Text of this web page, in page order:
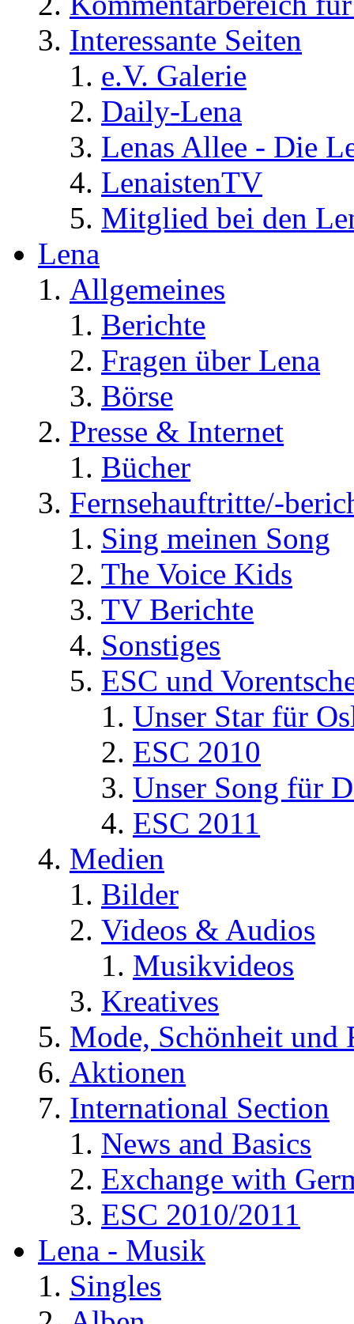
Interessante Seiten
e.V. Galerie
Daily-Lena
Lenas Allee - Die
LenaistenTV
Mitglied bei den
Lena
Allgemeines
Berichte
Fragen über Lena
Börse
Presse & Internet
Bücher
Fernsehauftritte/-
Sing meinen Song
The Voice Kids
TV Berichte
Sonstiges
ESC und
Unser Star für
ESC 2010
Unser Song für
ESC 2011
Medien
Bilder
Videos & Audios
Musikvideos
Kreatives
Mode, Schönheit und
Aktionen
International Section
News and Basics
Exchange with
ESC 2010/2011
Lena - Musik
Singles